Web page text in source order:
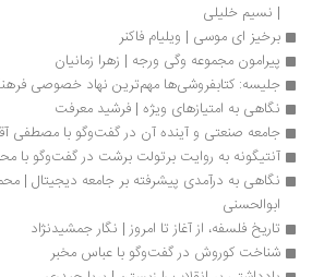
| نسیم خلیلی
برخیز ای موسی | ویلیام فاکنر
پیرامون مجموعه وگی ورجه | زهرا زمانیان
جلیسه: کتابفروشی‌ها مهم‌ترین نهاد خصوصی فرهنگی
نگاهی به امتیازهای ویژه | فرشید معرفت
جامعه صنعتی و آینده آن در گفت‌وگو با مصطفی آقایی
آنتیگونه به روایت برتولت برشت در گفت‌وگو با محمود
ابوالحسنی
تاریخ فلسفه، از آغاز تا امروز | نگار جمشیدنژاد
شناخت کوروش در گفت‌وگو با عباس مخبر